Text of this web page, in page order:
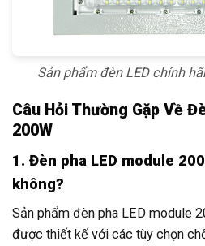
Sản phẩm đèn LED chính
Câu Hỏi Thường Gặp Về
200W
1. Đèn pha LED module
không?
Sản phẩm đèn pha LED module
được thiết kế với các tùy chọn